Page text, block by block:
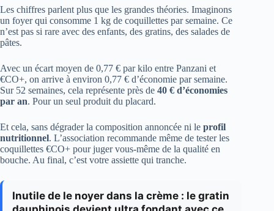
Les chiffres parlent plus que les grandes théories. Imaginons
un foyer qui consomme 1 kg de coquillettes par semaine. Ce
n’est pas si rare avec des enfants, des gratins, des salades de
pâtes.
Avec un écart moyen de 0,77 € par kilo entre Panzani et
€CO+, on arrive à environ 0,77 € d’économie par semaine.
Sur 52 semaines, cela représente près de 40 € d’économies
par an. Pour un seul produit du placard.
Et cela, sans dégrader la composition annoncée ni le profil
nutritionnel. L’association recommande même de tester les
coquillettes €CO+ pour juger vous-même de la qualité en
bouche. Au final, c’est votre assiette qui tranche.
Inutile de le noyer dans la crème : le gratin